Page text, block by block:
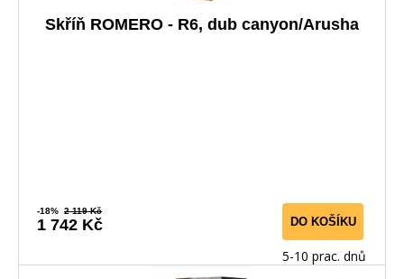
Skříň ROMERO - R6, dub canyon/Arusha
-18% 2 119 Kč
1 742 Kč DO KOŠÍKU
5-10 prac. dnů